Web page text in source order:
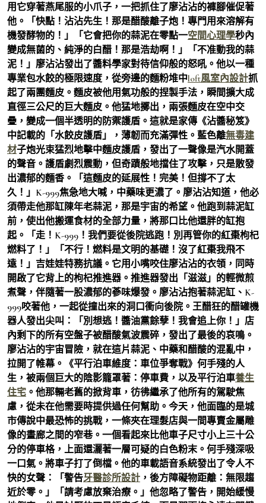
用它穿著燕尾服的小爪子，一把抓住了廖沾沾的褲腳催促著
他。「快點！沾沾先生！那是醋酸離子炮！專門用來溶解有
機發酵物的！」「它會把你的蒜泥在零點一空間心理學秒內
變成無菌的、純淨的白醋！那是浩劫啊！」「不准動我的蒜
泥！」廖沾沾發出了醬料學家對待信仰般的怒吼。他以一種
專業包水餃的極限速度，從旁邊的麵粉堆中loft風室內設計抓
起了兩團麵皮。麵皮被他用氣功般的捏製手法，瞬間擴大成
直徑三公尺的巨大麵皮。他猛地擲出，兩張麵皮在空中交
疊，變成一個半透明的防禦護盾。這就是家傳《沾醬秘笈》
中記載的「水餃皮護盾」，薄韌而充滿彈性。藍色離無毒建
材子炮光束猛烈地擊中麵皮護盾，發出了一聲像是汽水開蓋
的聲音。護盾劇烈震動，但奇蹟般地擋住了攻擊，只是散發
出濃郁的麵香。「這麵皮的延展性！完美！但撐不了太
久！」K-999焦急地大喊，中藥味更濃了。廖沾沾知道，他必
須帶走他那缸陳年老蒜泥，那是宇宙的希望。他跑到蒜泥缸
前，使出他搬運食材的全部力量，將那口比他還胖的缸抱
起。「走！K-999！我們要從後院逃跑！別再管你的紅棗枸杞
燃料了！」「不行！燃料是文明的基礎！沒了紅棗我飛不
遠！」吉娃娃特務抗議。它用小嘴咬住廖沾沾的衣領，同時
開啟了它背上的枸杞推進器。推進器發出「滋滋」的輕微煎
煮聲，伴隨著一股濃郁的蔘味爆發。廖沾沾抱著蒜泥缸、K-
999咬著他，一起從撞出來的洞口衝向後院。王醋狂的醋罐機
器人發出尖叫：「別想逃！醬油黨餘孽！我會追上你！」店
內剩下的所有空盤子被醋酸氣波震碎，發出了最後的哀鳴。
廖沾沾的宇宙冒險，就在這片蒜泥、中藥和醋酸的混亂中，
拉開了帷幕。《平行泊車維度：車位爭奪戰》何手殘的人
生，被兩個巨大的陰影籠罩著：停車費，以及平行泊車養生
住宅 。他那輛老舊的掀背車，彷彿繼承了他所有的駕駛焦
慮，從未在他需要時提供過任何幫助。今天，他面臨的是城
市傳說中最恐怖的挑戰，一條夾在理髮店與一間專賣金屬雕
像的畫廊之間的窄巷。一個看起來比他車子尺寸小上三十公
分的停車格，上面還灑著一層可疑的白色粉末。何手殘深吸
一口氣。將車子打了倒檔。他的車載語音系統發出了令人不
快的女聲：「警告牙醫診所設計 ，後方障礙物距離：無限趨
近於零。」「請考慮放棄治療。」他忽略了警告，開始緩慢